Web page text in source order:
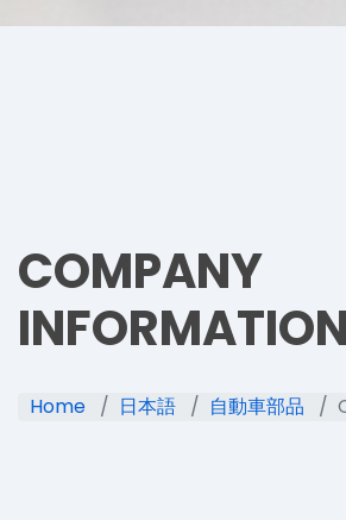
COMPANY
INFORMATION
Home 日本語 自動車部品